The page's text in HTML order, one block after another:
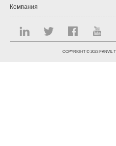
Компания
COPYRIGHT © 2023 FANVIL